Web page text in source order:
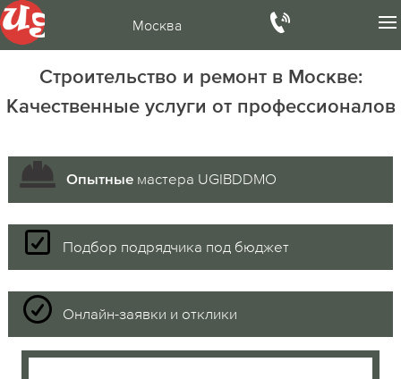
Москва
Строительство и ремонт в Москве:
Качественные услуги от профессионалов
Опытныемастера UGIBDDMO
Подбор подрядчика под бюджет
Онлайн-заявки и отклики